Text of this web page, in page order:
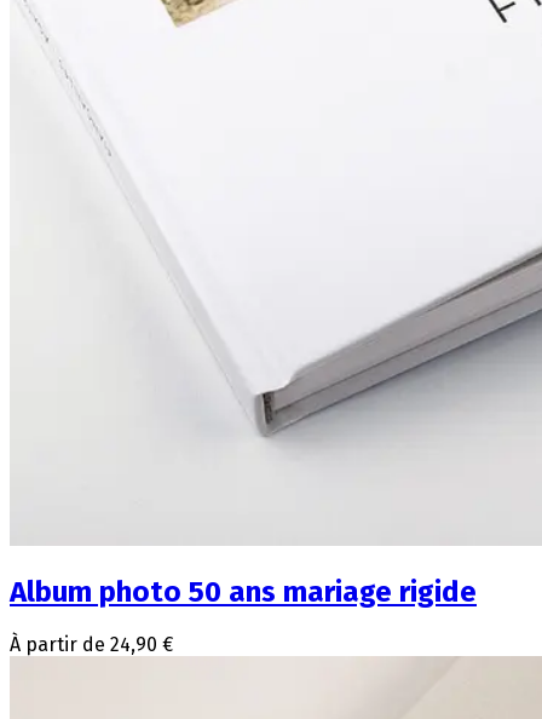
Album photo 50 ans mariage rigide
À partir de 24,90 €